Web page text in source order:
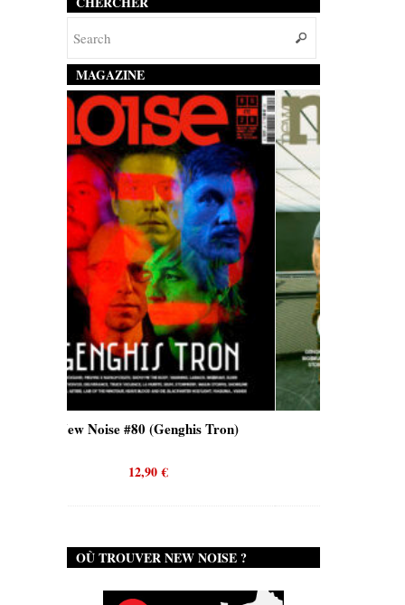
MAGAZINE
#80 (Genghis Tron) New Noise #80 (Quicksand)
OÙ TROUVER NEW NOISE ?